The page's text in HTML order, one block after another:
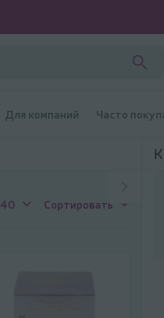
Для компаний Часто
40 Сортировать